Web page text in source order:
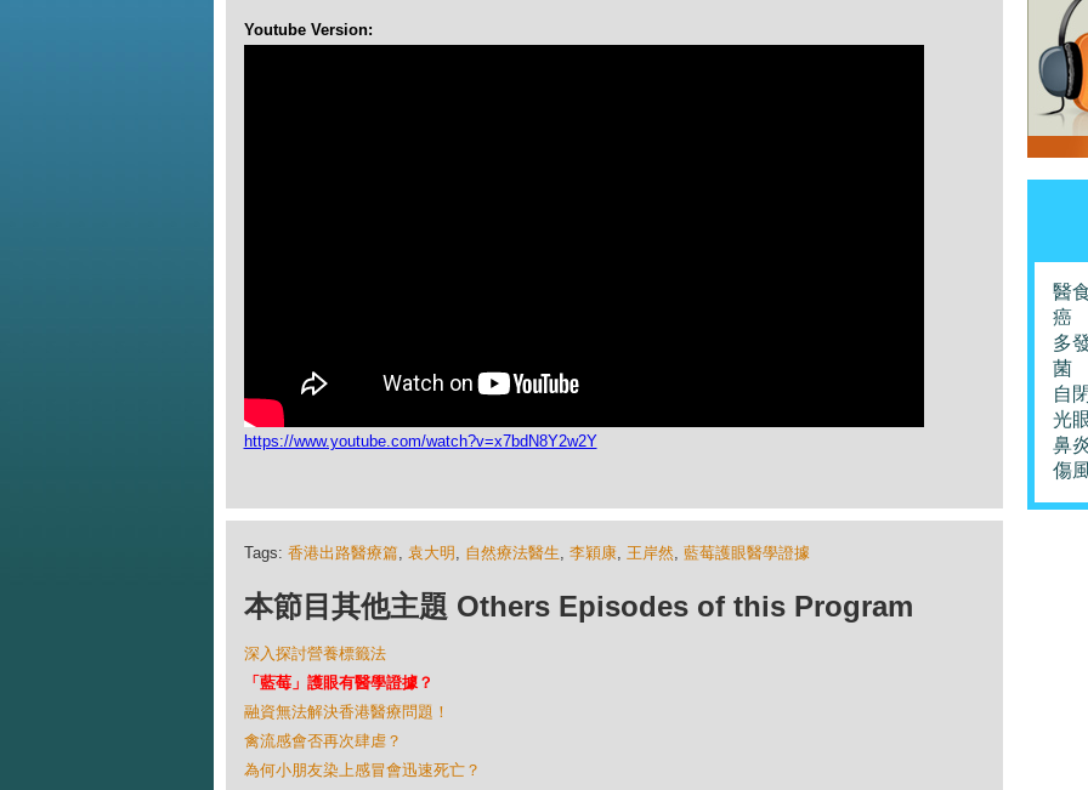
Youtube Version:
https://www.youtube.com/watch?v=x7bdN8Y2w2Y
Tags: 香港出路醫療篇, 袁大明 , 自然療法醫生, 李穎康, 王岸然, 藍莓護眼醫學證據
本節目其他主題 Others Episodes of this Program
深入探討營養標籤法
「藍莓」護眼有醫學證據？
融資無法解決香港醫療問題！
禽流感會否再次肆虐？
為何小朋友染上感冒會迅速死亡？
醫
癌
多
菌
自
光
鼻
傷